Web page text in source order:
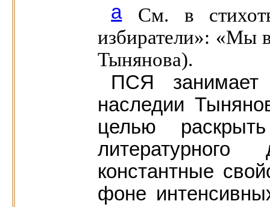
а
См. в
избиратели»: «Мы
Тынянова).
ПСЯ
наследии
целью
константные
фоне